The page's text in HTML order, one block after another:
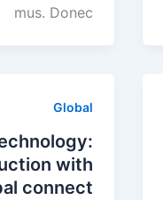
mus. Donec
Global
with
connect